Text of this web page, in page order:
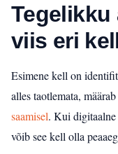
Tegelikku
viis eri
Esimene kell on
alles taotlemata,
saamisel. Kui
võib see kell olla